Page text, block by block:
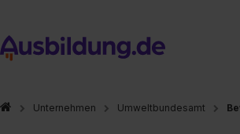
Unternehmen Umweltbundesamt